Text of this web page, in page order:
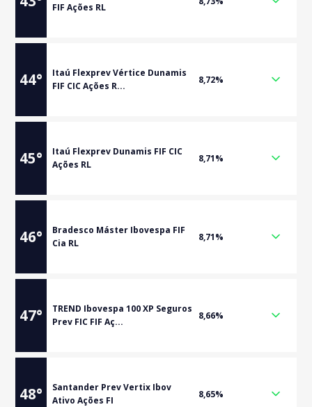
FIF Ações RL
44°
Itaú Flexprev Vértice Dunamis
FIF CIC Ações R...
8,72%
45°
Itaú Flexprev Dunamis FIF CIC
Ações RL
8,71%
46°
Bradesco Máster Ibovespa FIF
Cia RL
8,71%
47°
TREND Ibovespa 100 XP Seguros
Prev FIC FIF Aç...
8,66%
48°
Santander Prev Vertix Ibov
Ativo Ações FI
8,65%